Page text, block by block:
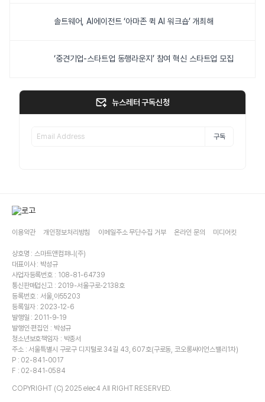
솔트웨어, AI에이전트 ‘아마존 퀵 AI 워크숍’ 개최해
‘중견기업-스타트업 동행라운지’ 참여 혁신 스타트업 모집
뉴스레터 구독신청
구독
이용약관 개인정보처리방침 이메일주소 무단수집 거부 온라인 문의 미디어킷
상호명 : 스마트앤컴퍼니(주)
대표이사 : 박성규
사업자등록번호 : 108-81-64739
통신판매업신고 : 2019-서울구로-2138호
등록번호 : 서울,아55203
등록일자 : 2023-12-6
발행일 : 2011-9-19
발행인·편집인 : 박성규
청소년보호책임자 : 박종서
주소 : 서울특별시 구로구 디지털로 34길 43, 607호(구로동, 코오롱싸이언스밸리1차)
P : 02-841-0017
F : 02-841-0584
COPYRIGHT (C) 2025 elec4 All RIGHT RESERVED.